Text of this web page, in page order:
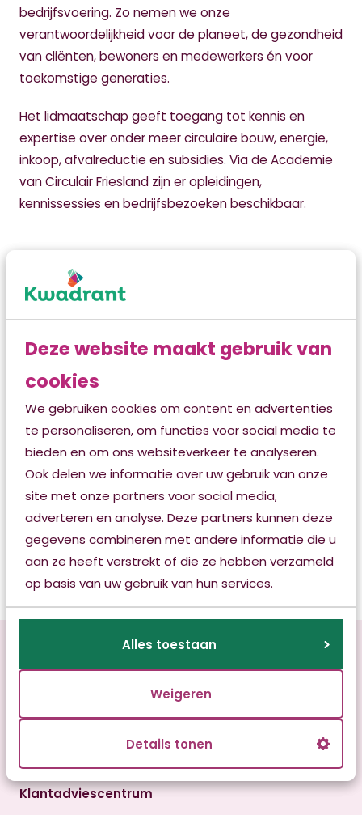
Deze website maakt gebruik van
cookies
We gebruiken cookies om content en advertenties
te personaliseren, om functies voor social media te
bieden en om ons websiteverkeer te analyseren.
Ook delen we informatie over uw gebruik van onze
site met onze partners voor social media,
adverteren en analyse. Deze partners kunnen deze
gegevens combineren met andere informatie die u
aan ze heeft verstrekt of die ze hebben verzameld
op basis van uw gebruik van hun services.
Alles toestaan
Weigeren
Details tonen
bedrijfsvoering. Zo nemen we onze
verantwoordelijkheid voor de planeet, de gezondheid
van cliënten, bewoners en medewerkers én voor
toekomstige generaties.
Het lidmaatschap geeft toegang tot kennis en
expertise over onder meer circulaire bouw, energie,
inkoop, afvalreductie en subsidies. Via de Academie
van Circulair Friesland zijn er opleidingen,
kennissessies en bedrijfsbezoeken beschikbaar.
Het lidmaatschap is niet vrijblijvend: ook Kwadrant
stelt concrete duurzaamheidsdoelen op en gaat
daar de komende periode mee aan de slag.
Klantadviescentrum